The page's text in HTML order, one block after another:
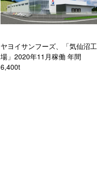
ヤヨイサンフーズ、「気仙沼工
場」2020年11月稼働 年間
6,400t